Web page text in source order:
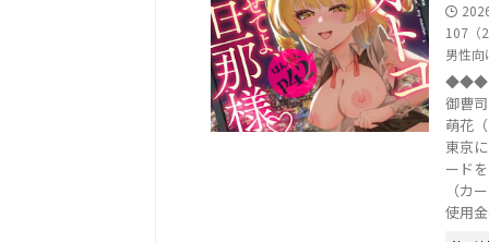
107（
男性向
◆◆◆
御曹
萌花
東京
ード
（カ
使用